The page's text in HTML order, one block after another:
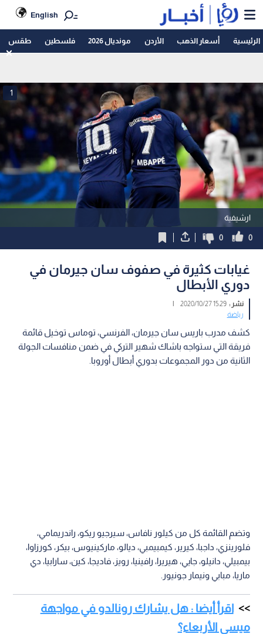
English
الرئيسية أسعار الذهب الأردن مونديال 2026 فلسطين طقس
ارشيفية
1
0
0
غيابات كثيرة في صفوف سان جيرمان في
دوري الأبطال
نشر :15:29 2020/10/27
|
رياضة
كشف مدرب باريس سان جيرمان، الفرنسي، توماس توخيل قائمة
فريقة التي ستواجه باشاك شهير التركي في ضمن منافسات الجولة
الثانية من دور المجموعات بدوري أبطال أوروبا.
وتضم القائمة كل من كيلور نافاس، سيرجيو ريكو، راندريمامي،
فلورينزي، داجبا، كيرير، كيمبيمبي، ديالو، ماركينيوس، بيكر، كورزاوا،
بيمبيلي، دانيلو، جايي، هيريرا، رافينيا، رويز، فاديجا، كين، سارابيا، دي
ماريا، مبابي ونيمار جونيور.
اقرأ أيضا : هل يشارك رونالدو في مواجهة
ميسي الأربعاء؟